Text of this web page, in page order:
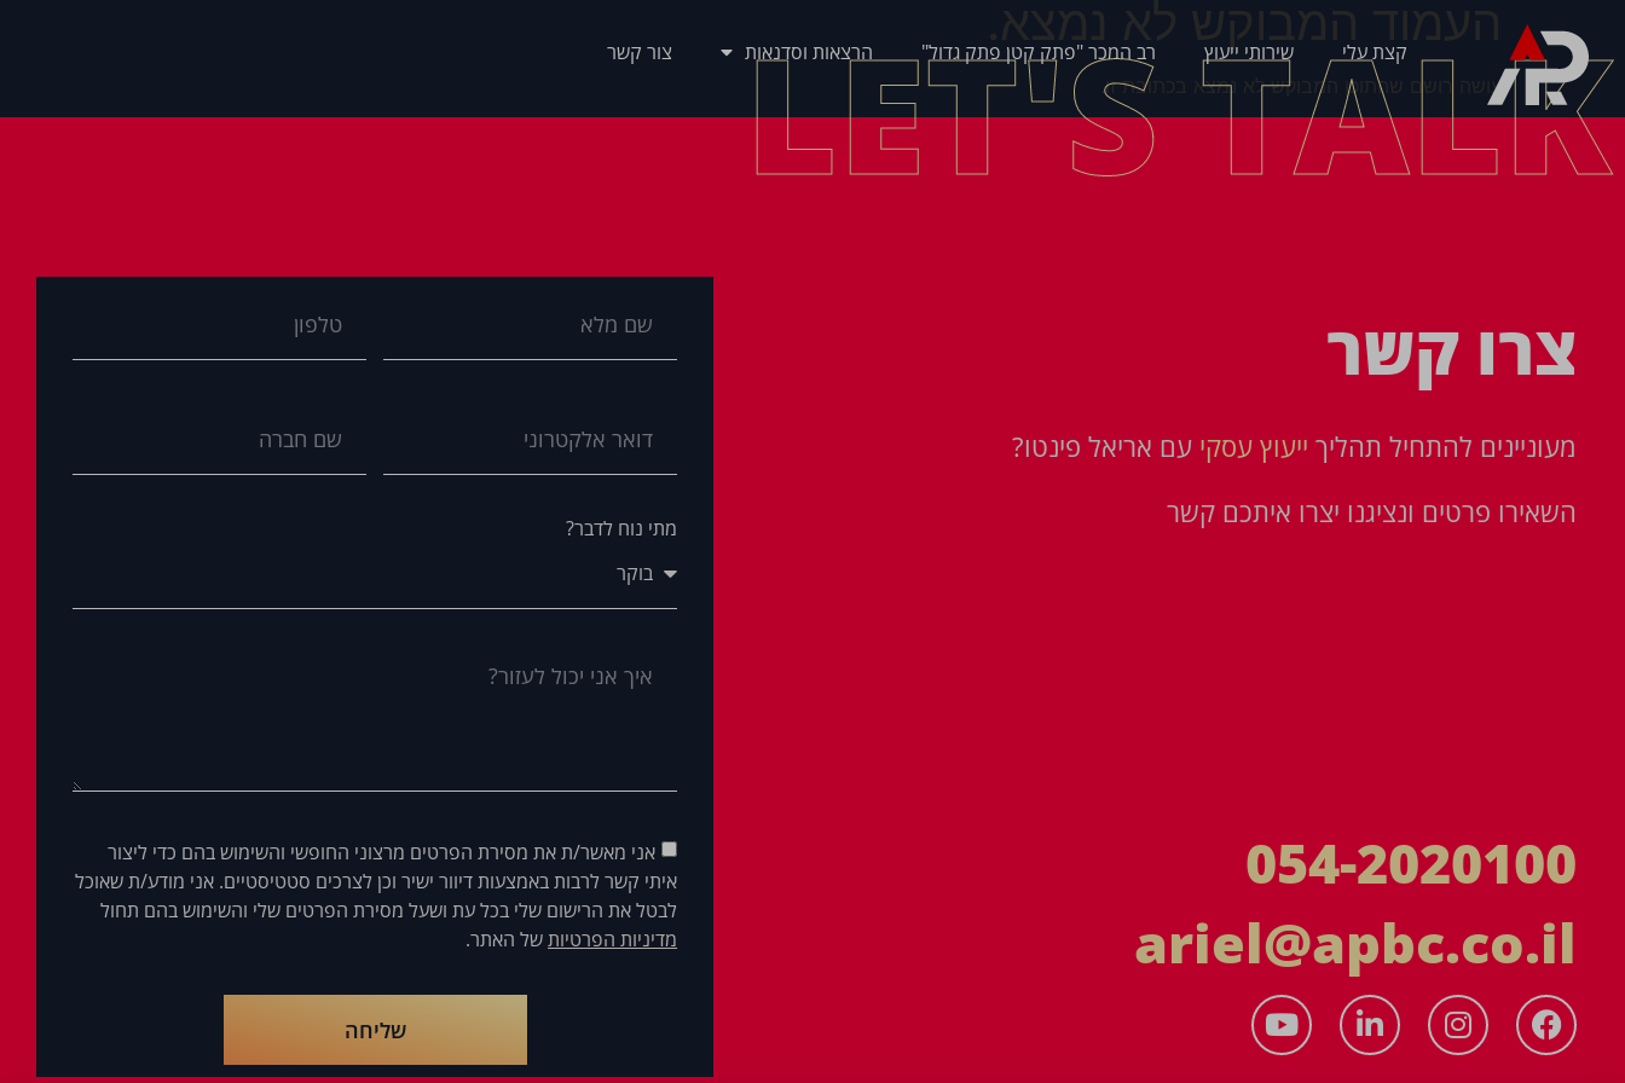
קצת עלי שירותי ייעוץ רב המכר "פתק קטן פתק גדול" הרצאות וסדנאות צור קשר
העמוד המבוקש לא נמצא.
עושה רושם שהתוכן המבוקש לא נמצא בכתובת זו.
LET'S TALK
צרו קשר
מעוניינים להתחיל תהליך ייעוץ עסקי עם אריאל פינטו?
השאירו פרטים ונציגנו יצרו איתכם קשר
054-2020100
ariel@apbc.co.il
מתי נוח לדבר?
אני מאשר/ת את מסירת הפרטים מרצוני החופשי והשימוש בהם כדי ליצור
איתי קשר לרבות באמצעות דיוור ישיר וכן לצרכים סטטיסטיים. אני מודע/ת שאוכל
לבטל את הרישום שלי בכל עת ושעל מסירת הפרטים שלי והשימוש בהם תחול
מדיניות הפרטיותשל האתר.
שליחה